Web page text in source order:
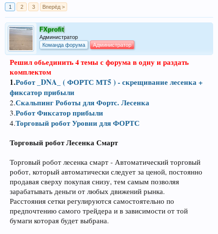
1 2 3 Вперёд >
FXprofit
Администратор
Команда форума
Администратор
Решил обьединить 4 темы с форума в одну и раздать
комплектом
1.Робот _DNA_ ( ФОРТС МТ5 ) - скрещивание лесенка +
фиксатор прибыли
2.Скальпинг Роботы для Фортс. Лесенка
3.Робот Фиксатор прибыли
4.Торговый робот Уровни для ФОРТС
Торговый робот Лесенка Смарт
Торговый робот лесенка смарт - Автоматический торговый
робот, который автоматически следует за ценой, постоянно
продавая сверху покупая снизу, тем самым позволяя
зарабатывать деньги от любых движений рынка.
Расстояния сетки регулируются самостоятельно по
предпочтению самого трейдера и в зависимости от той
бумаги которая будет выбрана.